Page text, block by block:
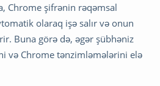
Chrome şifrənin rəqəmsal
olaraq işə salır və onun
Buna görə də, əgər şübhəniz
və Chrome tənzimləmələrini elə